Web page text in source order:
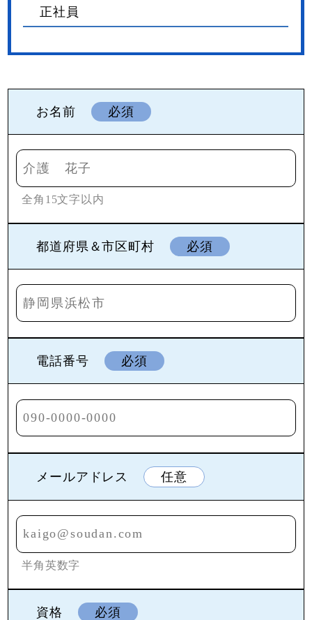
正社員
お名前 必須
全角15文字以内
都道府県＆市区町村 必須
電話番号 必須
メールアドレス 任意
半角英数字
資格 必須